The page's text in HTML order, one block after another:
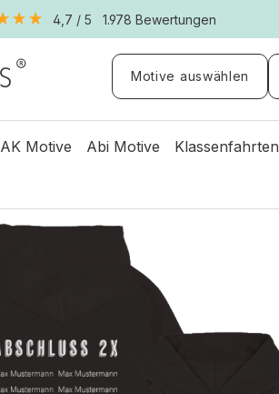
4,7 / 5 1.978 Bewertungen
Motive auswählen
AK Motive Abi Motive Klassenfahrten